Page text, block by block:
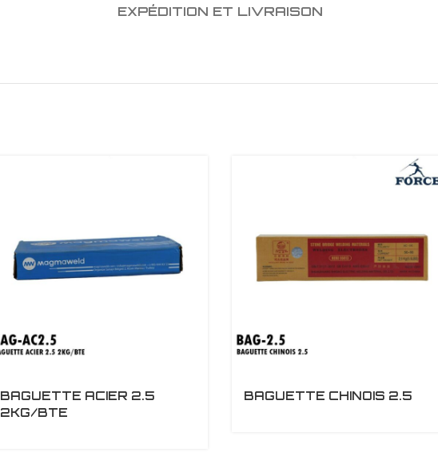
EXPÉDITION ET LIVRAISON
BAGUETTE ACIER 2.5
2KG/BTE
BAGUETTE CHINOIS 2.5